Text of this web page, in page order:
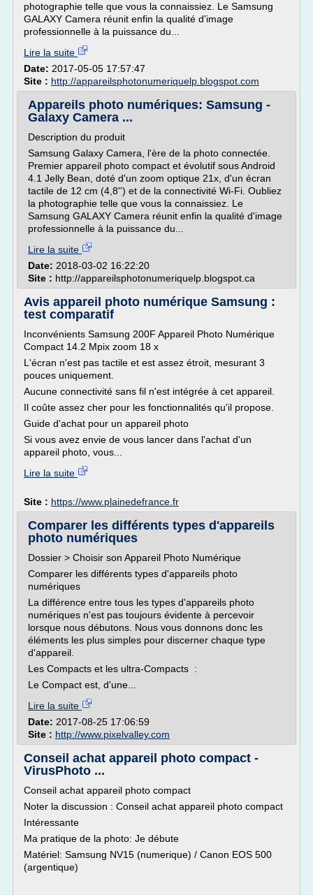
photographie telle que vous la connaissiez. Le Samsung
GALAXY Camera réunit enfin la qualité d'image
professionnelle à la puissance du...
Lire la suite
Date: 2017-05-05 17:57:47
Site : http://appareilsphotonumeriquelp.blogspot.com
Appareils photo numériques: Samsung -
Galaxy Camera ...
Description du produit
Samsung Galaxy Camera, l'ère de la photo connectée.
Premier appareil photo compact et évolutif sous Android
4.1 Jelly Bean, doté d'un zoom optique 21x, d'un écran
tactile de 12 cm (4,8'') et de la connectivité Wi-Fi. Oubliez
la photographie telle que vous la connaissiez. Le
Samsung GALAXY Camera réunit enfin la qualité d'image
professionnelle à la puissance du...
Lire la suite
Date: 2018-03-02 16:22:20
Site : http://appareilsphotonumeriquelp.blogspot.ca
Avis appareil photo numérique Samsung :
test comparatif
Inconvénients Samsung 200F Appareil Photo Numérique
Compact 14.2 Mpix zoom 18 x
L'écran n'est pas tactile et est assez étroit, mesurant 3
pouces uniquement.
Aucune connectivité sans fil n'est intégrée à cet appareil.
Il coûte assez cher pour les fonctionnalités qu'il propose.
Guide d'achat pour un appareil photo
Si vous avez envie de vous lancer dans l'achat d'un
appareil photo, vous...
Lire la suite
Site : https://www.plainedefrance.fr
Comparer les différents types d'appareils
photo numériques
Dossier > Choisir son Appareil Photo Numérique
Comparer les différents types d'appareils photo
numériques
La différence entre tous les types d'appareils photo
numériques n'est pas toujours évidente à percevoir
lorsque nous débutons. Nous vous donnons donc les
éléments les plus simples pour discerner chaque type
d'appareil.
Les Compacts et les ultra-Compacts :
Le Compact est, d'une...
Lire la suite
Date: 2017-08-25 17:06:59
Site : http://www.pixelvalley.com
Conseil achat appareil photo compact -
VirusPhoto ...
Conseil achat appareil photo compact
Noter la discussion : Conseil achat appareil photo compact
Intéressante
Ma pratique de la photo: Je débute
Matériel: Samsung NV15 (numerique) / Canon EOS 500
(argentique)